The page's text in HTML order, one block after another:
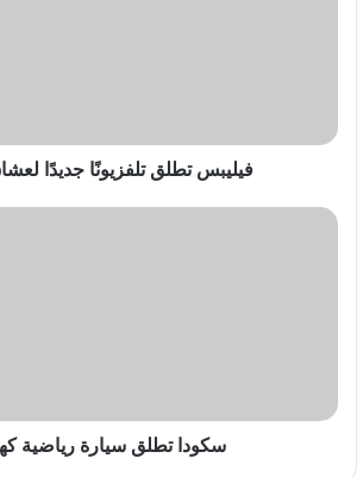
فيليبس تطلق تلفزيونًا جديدًا
سكودا
سكودا تطلق سيارة رياضية